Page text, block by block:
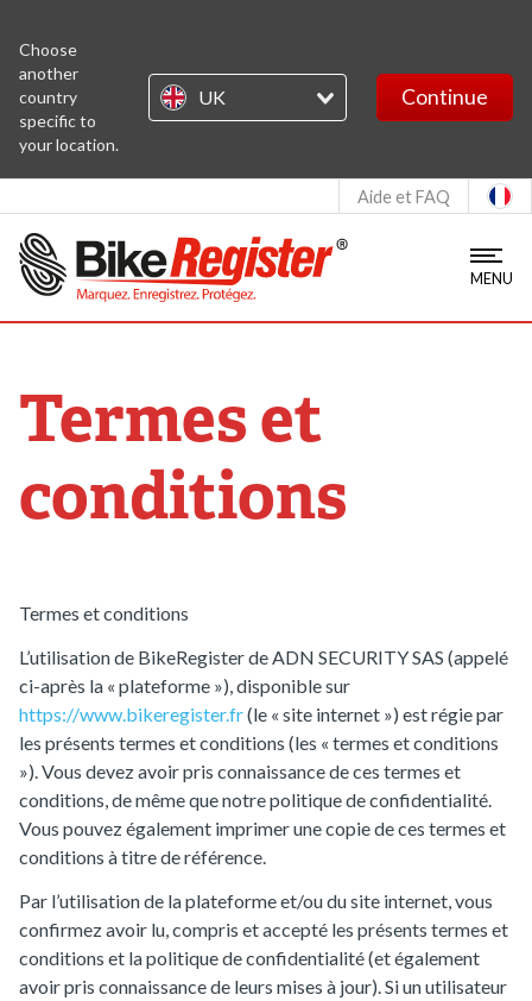
Choose
another
country
specific to
your location.
UK Continue
Aide et FAQ
MENU
Termes et
conditions
Termes et conditions
L’utilisation de BikeRegister de ADN SECURITY SAS (appelé
ci-après la « plateforme »), disponible sur
https://www.bikeregister.fr(le « site internet ») est régie par
les présents termes et conditions (les « termes et conditions
»). Vous devez avoir pris connaissance de ces termes et
conditions, de même que notre politique de confidentialité.
Vous pouvez également imprimer une copie de ces termes et
conditions à titre de référence.
Par l’utilisation de la plateforme et/ou du site internet, vous
confirmez avoir lu, compris et accepté les présents termes et
conditions et la politique de confidentialité (et également
avoir pris connaissance de leurs mises à jour). Si un utilisateur
MapChecker
S'identifier
Enregistrement Kit
PLUS D'INFORMATIONS
Notre équipe
Nous contacter
Retours
Service client et délais